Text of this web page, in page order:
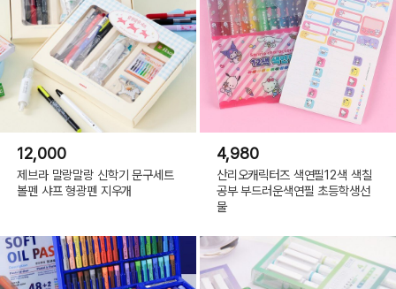
12,000
제브라 말랑말랑 신학기 문구세트
볼펜 샤프 형광펜 지우개
4,980
산리오캐릭터즈 색연필12색 색칠
공부 부드러운색연필 초등학생선
물